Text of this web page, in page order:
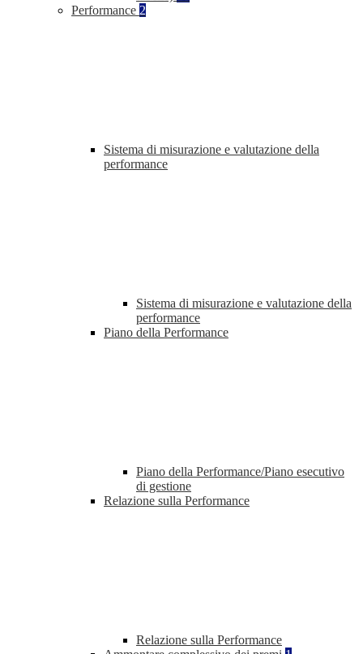
Performance 2
Sistema di misurazione e valutazione della
performance
Sistema di misurazione e valutazione della
performance
Piano della Performance
Piano della Performance/Piano esecutivo
di gestione
Relazione sulla Performance
Relazione sulla Performance